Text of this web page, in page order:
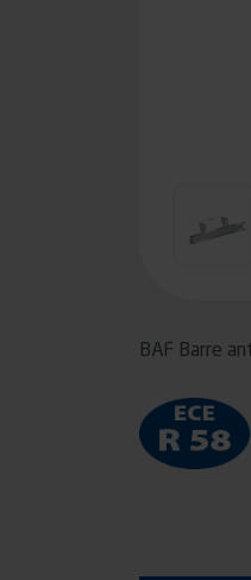
BAF Barre